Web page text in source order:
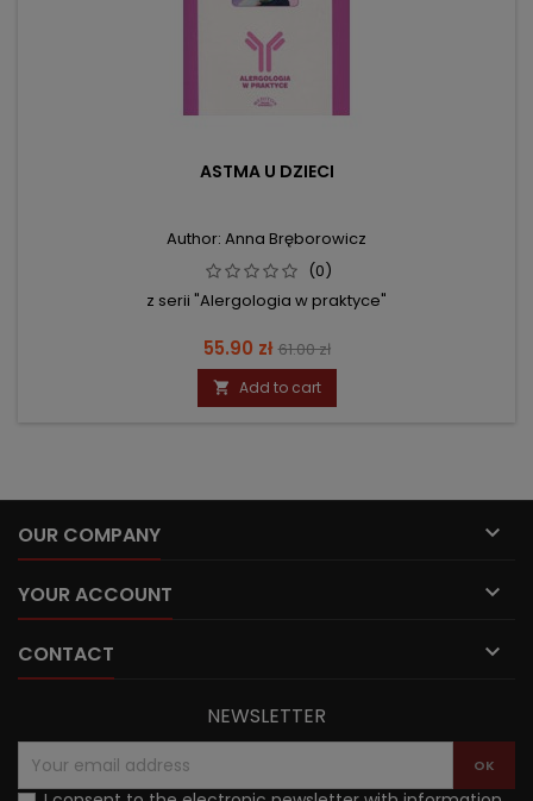
ASTMA U DZIECI
Author: Anna Bręborowicz
(0)
z serii "Alergologia w praktyce"
Price
55.90 zł Regular
price
61.00 zł
 Add to cart
OUR COMPANY 
YOUR ACCOUNT 
CONTACT 
NEWSLETTER